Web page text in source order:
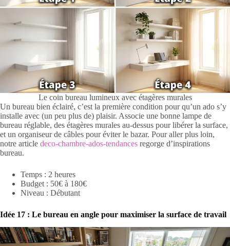
Le coin bureau lumineux avec étagères murales
Un bureau bien éclairé, c’est la première condition pour qu’un ado s’y
installe avec (un peu plus de) plaisir. Associe une bonne lampe de
bureau réglable, des étagères murales au-dessus pour libérer la surface,
et un organiseur de câbles pour éviter le bazar. Pour aller plus loin,
notre article deco-chambre-ados-tendances regorge d’inspirations
bureau.
Temps : 2 heures
Budget : 50€ à 180€
Niveau : Débutant
Idée 17 : Le bureau en angle pour maximiser la surface de travail